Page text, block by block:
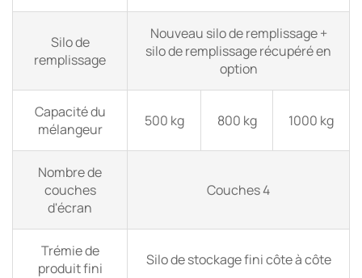
Silo de
remplissage
Nouveau silo de remplissage +
silo de remplissage récupéré en
option
Capacité du
mélangeur
500 kg 800 kg 1000 kg
Nombre de
couches
d'écran
Couches 4
Trémie de
produit fini
Silo de stockage fini côte à côte